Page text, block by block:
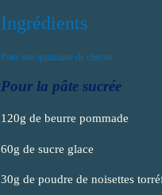
Ingrédients
Pour une quinzaine de chocos
Pour la pâte sucrée
120g de beurre pommade
60g de sucre glace
30g de poudre de noisettes